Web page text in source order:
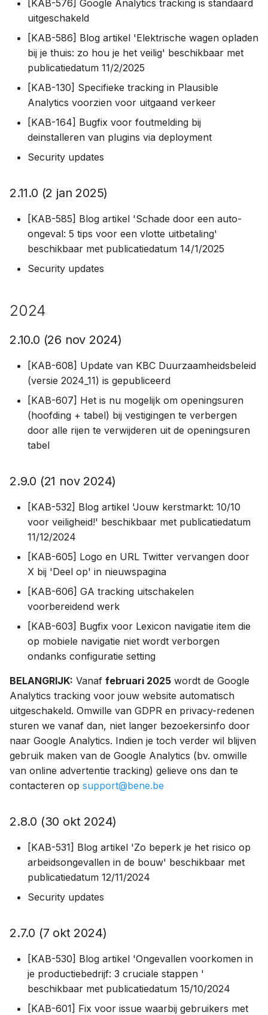
[KAB-576] Google Analytics tracking is standaard
uitgeschakeld
[KAB-586] Blog artikel 'Elektrische wagen opladen
bij je thuis: zo hou je het veilig' beschikbaar met
publicatiedatum 11/2/2025
[KAB-130] Specifieke tracking in Plausible
Analytics voorzien voor uitgaand verkeer
[KAB-164] Bugfix voor foutmelding bij
deinstalleren van plugins via deployment
Security updates
2.11.0 (2 jan 2025)
[KAB-585] Blog artikel 'Schade door een auto-
ongeval: 5 tips voor een vlotte uitbetaling'
beschikbaar met publicatiedatum 14/1/2025
Security updates
2024
2.10.0 (26 nov 2024)
[KAB-608] Update van KBC Duurzaamheidsbeleid
(versie 2024_11) is gepubliceerd
[KAB-607] Het is nu mogelijk om openingsuren
(hoofding + tabel) bij vestigingen te verbergen
door alle rijen te verwijderen uit de openingsuren
tabel
2.9.0 (21 nov 2024)
[KAB-532] Blog artikel 'Jouw kerstmarkt: 10/10
voor veiligheid!' beschikbaar met publicatiedatum
11/12/2024
[KAB-605] Logo en URL Twitter vervangen door
X bij 'Deel op' in nieuwspagina
[KAB-606] GA tracking uitschakelen
voorbereidend werk
[KAB-603] Bugfix voor Lexicon navigatie item die
op mobiele navigatie niet wordt verborgen
ondanks configuratie setting
BELANGRIJK: Vanaf februari 2025 wordt de Google
Analytics tracking voor jouw website automatisch
uitgeschakeld. Omwille van GDPR en privacy-redenen
sturen we vanaf dan, niet langer bezoekersinfo door
naar Google Analytics. Indien je toch verder wil blijven
gebruik maken van de Google Analytics (bv. omwille
van online advertentie tracking) gelieve ons dan te
contacteren op support@bene.be
2.8.0 (30 okt 2024)
[KAB-531] Blog artikel 'Zo beperk je het risico op
arbeidsongevallen in de bouw' beschikbaar met
publicatiedatum 12/11/2024
Security updates
2.7.0 (7 okt 2024)
[KAB-530] Blog artikel 'Ongevallen voorkomen in
je productiebedrijf: 3 cruciale stappen '
beschikbaar met publicatiedatum 15/10/2024
[KAB-601] Fix voor issue waarbij gebruikers met